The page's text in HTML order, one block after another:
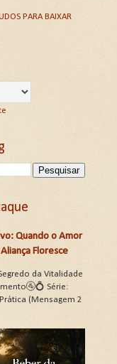
PARA BAIXAR
Quando o Amor
Floresce
da Vitalidade
Série:
(Mensagem 2